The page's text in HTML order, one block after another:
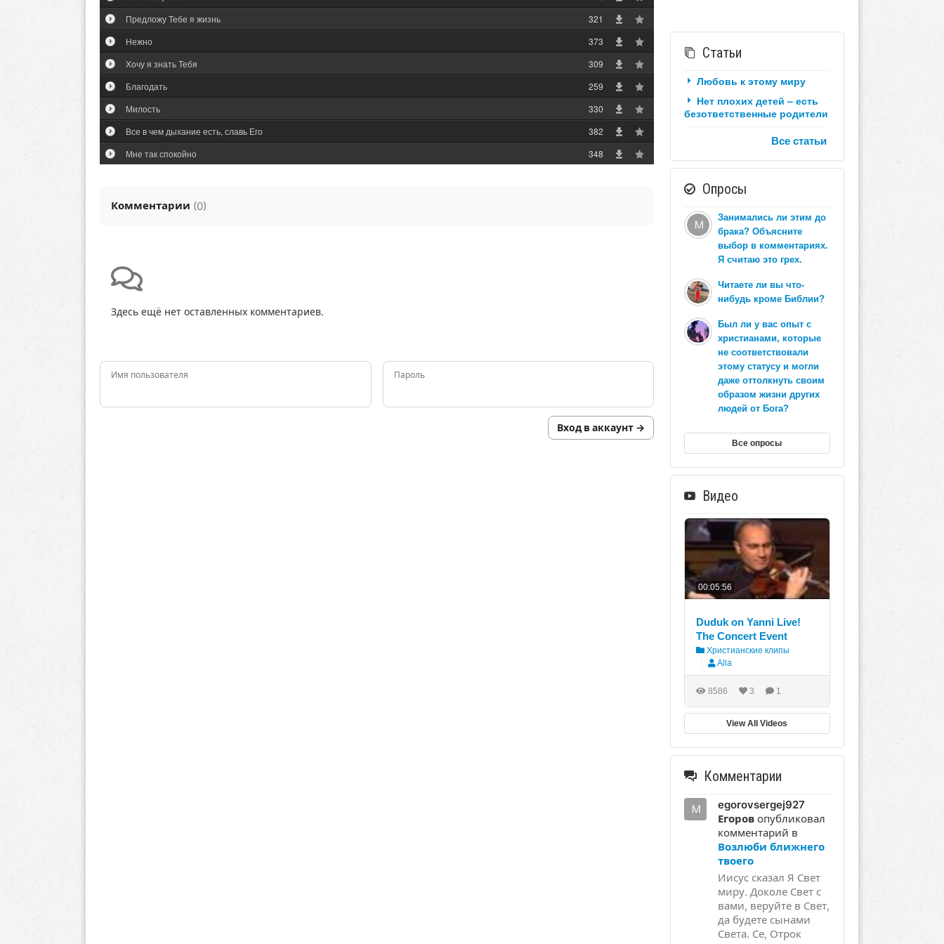
Предложу Тебе я жизнь
321
Нежно
373
Хочу я знать Тебя
309
Благодать
259
Милость
330
Все в чем дыхание есть, славь Его
382
Мне так спокойно
348
Комментарии (0)
Здесь ещё нет оставленных комментариев.
Имя пользователя Пароль
Вход в аккаунт →
Статьи
Любовь к этому миру
Нет плохих детей – есть
безответственные родители
Все статьи
Опросы
Занимались ли этим до
брака? Объясните
выбор в комментариях.
Я считаю это грех.
Читаете ли вы что-
нибудь кроме Библии?
Был ли у вас опыт с
христианами, которые
не соответствовали
этому статусу и могли
даже оттолкнуть своим
образом жизни других
людей от Бога?
Все опросы
Видео
00:05:56
Duduk on Yanni Live!
The Concert Event
Христианские клипы
Alla
8586 3 1
View All Videos
Комментарии
egorovsergej927
Егоровопубликовал
комментарий в
Возлюби ближнего
твоего
Иисус сказал Я Свет
миру. Доколе Свет с
вами, веруйте в Свет,
да будете сынами
Света. Се, Отрок